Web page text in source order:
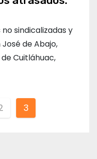
sindicalizadas y
de Abajo,
Cuitláhuac,
3